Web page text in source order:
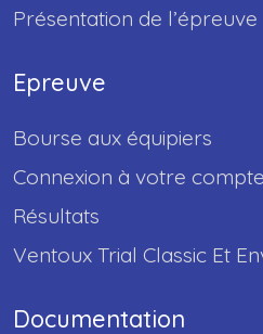
Présentation de l’épreuve
Epreuve
Bourse aux équipiers
Connexion à votre
Résultats
Ventoux Trial Classic Et
Documentation